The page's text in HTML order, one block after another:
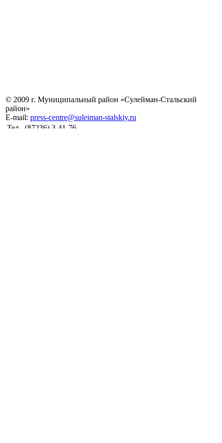
© 2009 г. Муниципальный район «Сулейман-Стальский
район»
E-mail: press-centre@suleiman-stalskiy.ru
Тел.
(87236) 3-41-76